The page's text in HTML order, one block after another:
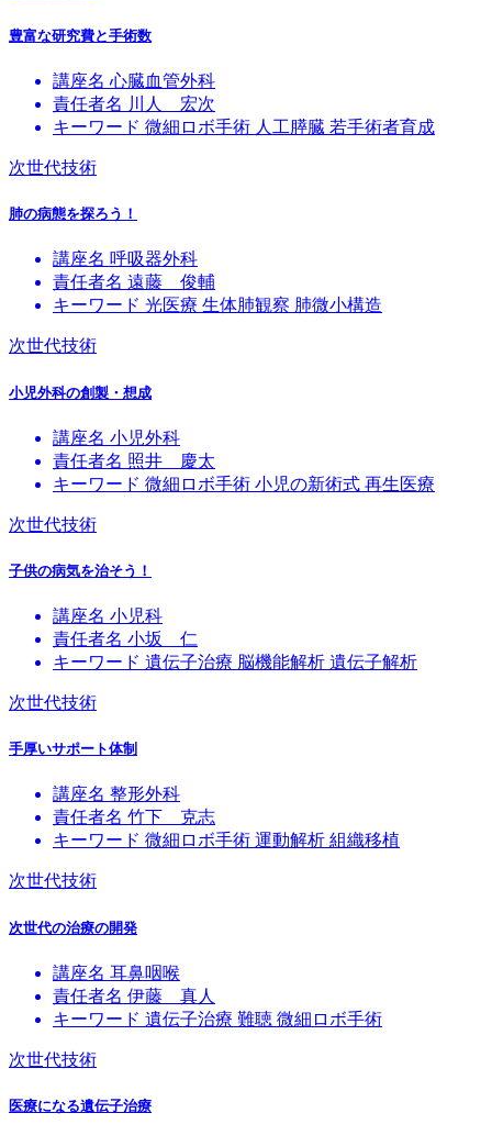
豊富な研究費と手術数
講座名 心臓血管外科
責任者名 川人 宏次
キーワード 微細ロボ手術 人工膵臓 若手術者育成
次世代技術
肺の病態を探ろう！
講座名 呼吸器外科
責任者名 遠藤 俊輔
キーワード 光医療 生体肺観察 肺微小構造
次世代技術
小児外科の創製・想成
講座名 小児外科
責任者名 照井 慶太
キーワード 微細ロボ手術 小児の新術式 再生医療
次世代技術
子供の病気を治そう！
講座名 小児科
責任者名 小坂 仁
キーワード 遺伝子治療 脳機能解析 遺伝子解析
次世代技術
手厚いサポート体制
講座名 整形外科
責任者名 竹下 克志
キーワード 微細ロボ手術 運動解析 組織移植
次世代技術
次世代の治療の開発
講座名 耳鼻咽喉
責任者名 伊藤 真人
キーワード 遺伝子治療 難聴 微細ロボ手術
次世代技術
医療になる遺伝子治療